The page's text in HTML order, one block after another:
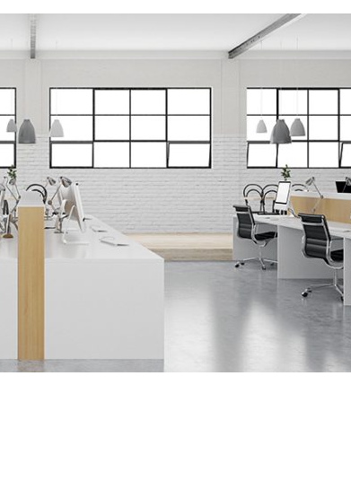
& DECORACIÓN 2026
MUBB DESIGN STUDIO – ESPECIAL
INTERIORISMO & DECORACIÓN 2026